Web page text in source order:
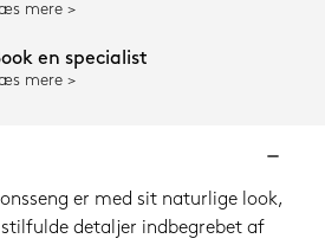
mere
en specialist
mere
er med sit naturlige look,
detaljer indbegrebet af